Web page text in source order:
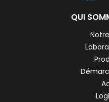
QUI